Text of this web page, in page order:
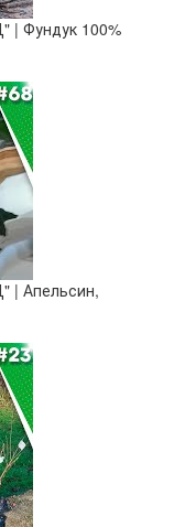
Фундук 100%
Апельсин,